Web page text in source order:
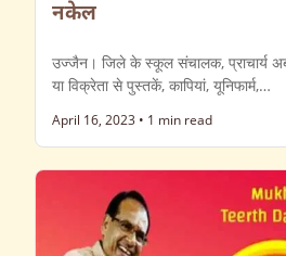
नकेल
उज्जैन। जिले के स्कूल संचालक, प्राचार्य
या विक्रेता से पुस्तकें, कापियां, यूनिफार्म,…
April 16, 2023 • 1 min read